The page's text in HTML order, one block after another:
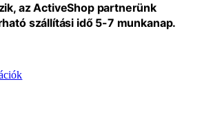
az ActiveShop partnerünk
szállítási idő 5-7 munkanap.